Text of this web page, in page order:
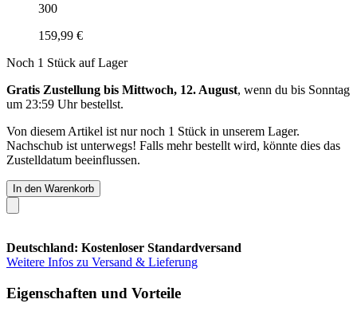
300
159,99 €
Noch 1 Stück auf Lager
Gratis Zustellung bis Mittwoch, 12. August, wenn du bis Sonntag
um 23:59 Uhrbestellst.
Von diesem Artikel ist nur noch 1 Stück in unserem Lager.
Nachschub ist unterwegs! Falls mehr bestellt wird, könnte dies das
Zustelldatum beeinflussen.
In den Warenkorb
Deutschland: Kostenloser Standardversand
Weitere Infos zu Versand & Lieferung
Eigenschaften und Vorteile